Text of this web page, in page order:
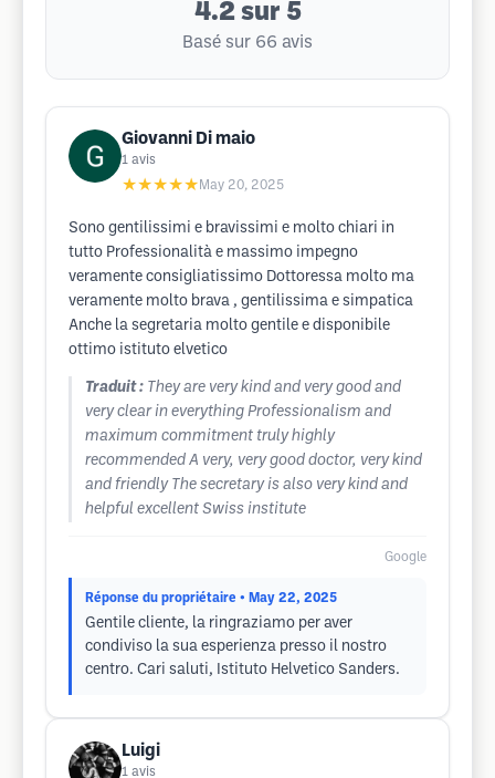
4.2 sur 5
Basé sur 66 avis
Giovanni Di maio
1 avis
★★★★★ May 20, 2025
Sono gentilissimi e bravissimi e molto chiari in
tutto Professionalità e massimo impegno
veramente consigliatissimo Dottoressa molto ma
veramente molto brava , gentilissima e simpatica
Anche la segretaria molto gentile e disponibile
ottimo istituto elvetico
Traduit : They are very kind and very good and
very clear in everything Professionalism and
maximum commitment truly highly
recommended A very, very good doctor, very kind
and friendly The secretary is also very kind and
helpful excellent Swiss institute
Google
Réponse du propriétaire • May 22, 2025
Gentile cliente, la ringraziamo per aver
condiviso la sua esperienza presso il nostro
centro. Cari saluti, Istituto Helvetico Sanders.
Luigi
1 avis